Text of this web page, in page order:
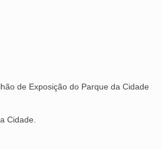
de Exposição do Parque da Cidade
Cidade.